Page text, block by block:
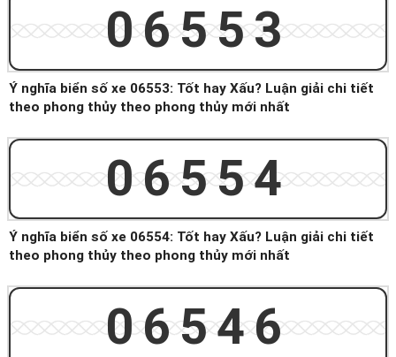
06553
Ý nghĩa biển số xe 06553: Tốt hay Xấu? Luận giải chi tiết
theo phong thủy theo phong thủy mới nhất
06554
Ý nghĩa biển số xe 06554: Tốt hay Xấu? Luận giải chi tiết
theo phong thủy theo phong thủy mới nhất
06546